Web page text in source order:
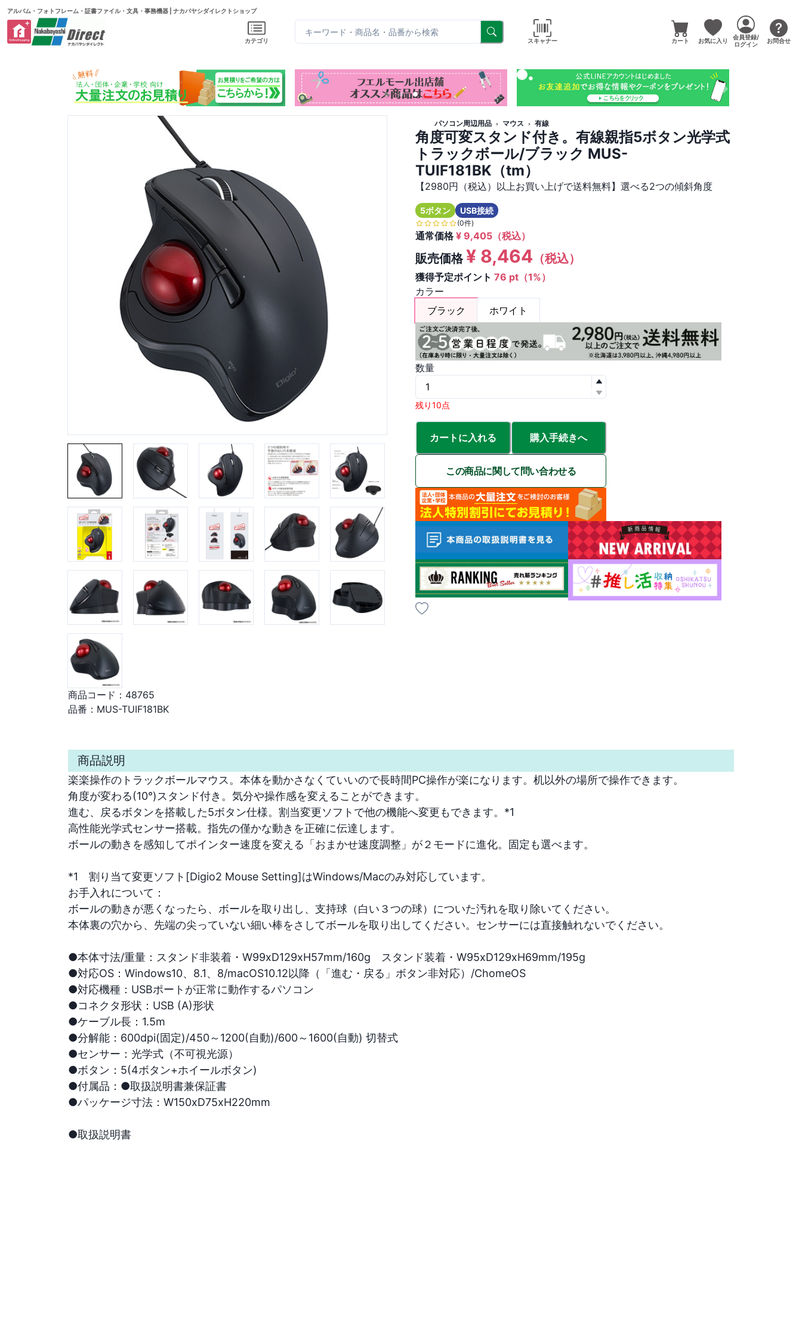
アルバム・フォトフレーム・証書ファイル・文具・事務機器 | ナカバヤシダイレクトショップ
カテゴリ スキャナー カート お気に入り
会員登録/
ログイン
お問合せ
商品コード： 48765
品番： MUS-TUIF181BK
パソコン周辺用品 マウス 有線
角度可変スタンド付き。有線親指5ボタン光学式
トラックボール/ブラック MUS-
TUIF181BK（tm）
【2980円（税込）以上お買い上げで送料無料】選べる2つの傾斜角度
5ボタン USB接続
(0件)
通常価格¥ 9,405 （税込）
販売価格¥ 8,464 （税込）
獲得予定ポイント 76 pt（1%）
カラー
ブラック
ホワイト
数量
残り10点
カートに入れる 購入手続きへ
この商品に関して問い合わせる
商品説明
楽楽操作のトラックボールマウス。本体を動かさなくていいので長時間PC操作が楽になります。机以外の場所で操作できます。
角度が変わる(10°)スタンド付き。気分や操作感を変えることができます。
進む、戻るボタンを搭載した5ボタン仕様。割当変更ソフトで他の機能へ変更もできます。*1
高性能光学式センサー搭載。指先の僅かな動きを正確に伝達します。
ボールの動きを感知してポインター速度を変える「おまかせ速度調整」が２モードに進化。固定も選べます。
*1　割り当て変更ソフト[Digio2 Mouse Setting]はWindows/Macのみ対応しています。
お手入れについて：
ボールの動きが悪くなったら、ボールを取り出し、支持球（白い３つの球）についた汚れを取り除いてください。
本体裏の穴から、先端の尖っていない細い棒をさしてボールを取り出してください。センサーには直接触れないでください。
●本体寸法/重量：スタンド非装着・W99xD129xH57mm/160g　スタンド装着・W95xD129xH69mm/195g
●対応OS：Windows10、8.1、8/macOS10.12以降（「進む・戻る」ボタン非対応）/ChomeOS
●対応機種：USBポートが正常に動作するパソコン
●コネクタ形状：USB (A)形状
●ケーブル長：1.5m
●分解能：600dpi(固定)/450～1200(自動)/600～1600(自動) 切替式
●センサー：光学式（不可視光源）
●ボタン：5(4ボタン+ホイールボタン)
●付属品：●取扱説明書兼保証書
●パッケージ寸法：W150xD75xH220mm
●取扱説明書